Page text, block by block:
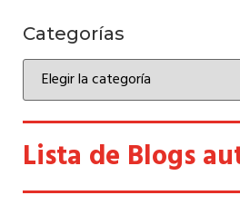
Categorías
Lista de Blogs